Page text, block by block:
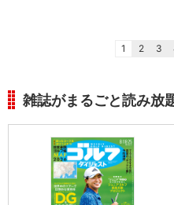
1 2 3
雑誌がまるごと読み放